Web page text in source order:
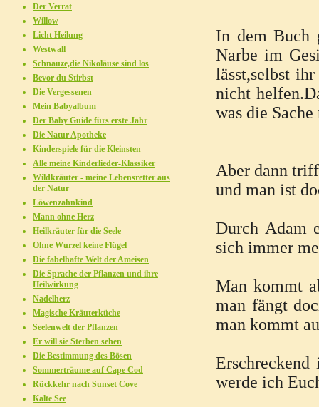
In dem Buch
Narbe im
lässt,selbst
nicht
was die
Aber dann
und man ist
Durch Adam
sich immer
Man kommt
man fängt
man kommt
werde ich
Der Verrat
Willow
Licht Heilung
Westwall
Schnauze,die Nikoläuse sind los
Bevor du Stirbst
Die Vergessenen
Mein Babyalbum
Der Baby Guide fürs erste Jahr
Die Natur Apotheke
Kinderspiele für die Kleinsten
Alle meine Kinderlieder-Klassiker
Wildkräuter - meine Lebensretter aus
der Natur
Löwenzahnkind
Mann ohne Herz
Heilkräuter für die Seele
Ohne Wurzel keine Flügel
Die fabelhafte Welt der Ameisen
Die Sprache der Pflanzen und ihre
Heilwirkung
Nadelherz
Magische Kräuterküche
Seelenwelt der Pflanzen
Er will sie Sterben sehen
Die Bestimmung des Bösen
Sommerträume auf Cape Cod
Rückkehr nach Sunset Cove
Kalte See